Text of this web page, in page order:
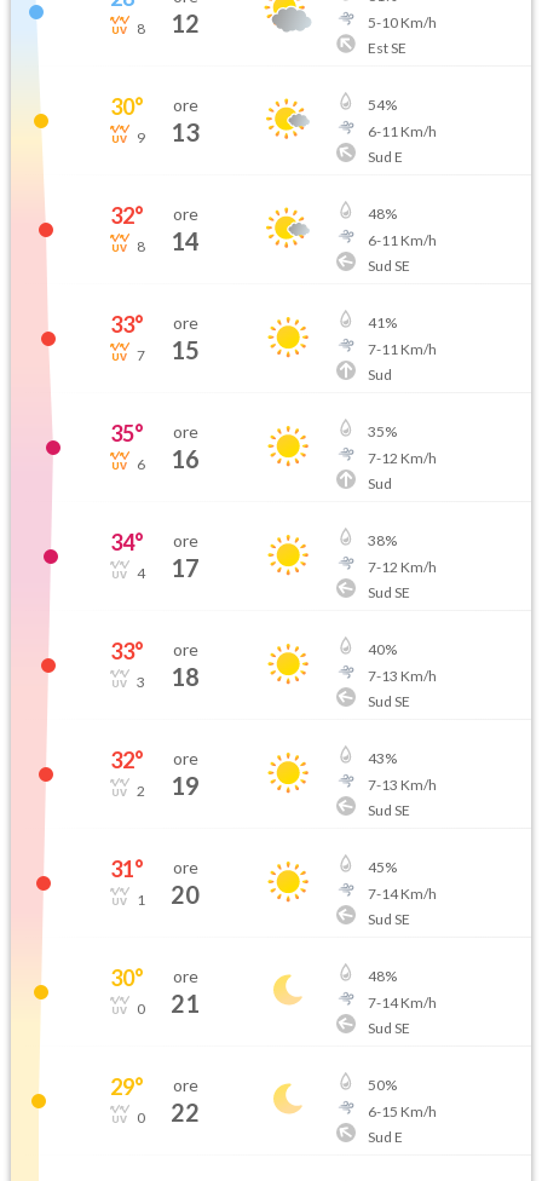
8 12
5-10Km/h
Est SE
30°
9
ore
13
54%
6-11 Km/h
Sud E
32°
8
ore
14
48%
6-11 Km/h
Sud SE
33°
7
ore
15
41%
7-11 Km/h
Sud
35°
6
ore
16
35%
7-12 Km/h
Sud
34°
4
ore
17
38%
7-12 Km/h
Sud SE
33°
3
ore
18
40%
7-13 Km/h
Sud SE
32°
2
ore
19
43%
7-13 Km/h
Sud SE
31°
1
ore
20
45%
7-14Km/h
Sud SE
30°
0
ore
21
48%
7-14Km/h
Sud SE
29°
0
ore
22
50%
6-15 Km/h
Sud E